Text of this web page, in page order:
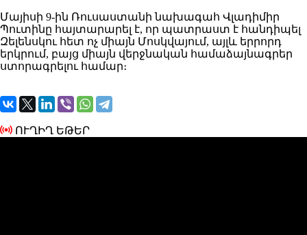
Մայիսի 9-ին Ռուսաստանի նախագահ Վլադիմիր
Պուտինը հայտարարել է, որ պատրաստ է հանդիպել
Զելենսկու հետ ոչ միայն Մոսկվայում, այլև երրորդ
երկրում, բայց միայն վերջնական համաձայնագրեր
ստորագրելու համար։
ՈՒՂԻՂ ԵԹԵՐ